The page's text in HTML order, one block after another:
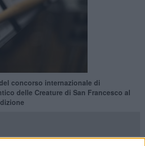
concorso internazionale di
delle Creature di San Francesco al